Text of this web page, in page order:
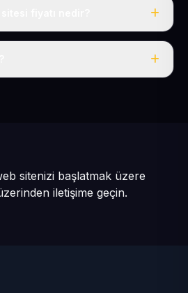
+ KDV, her şey dahil.
sitenizi başlatmak üzere
iletişime geçin.